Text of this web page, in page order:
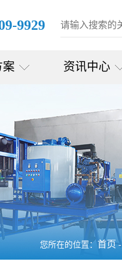
9929
案 资讯中心
您所在的位置： 首页-